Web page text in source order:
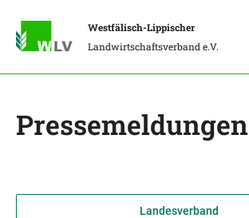
Westfälisch-Lippischer
Landwirtschaftsverband e.V.
Pressemeldungen
Landesverband